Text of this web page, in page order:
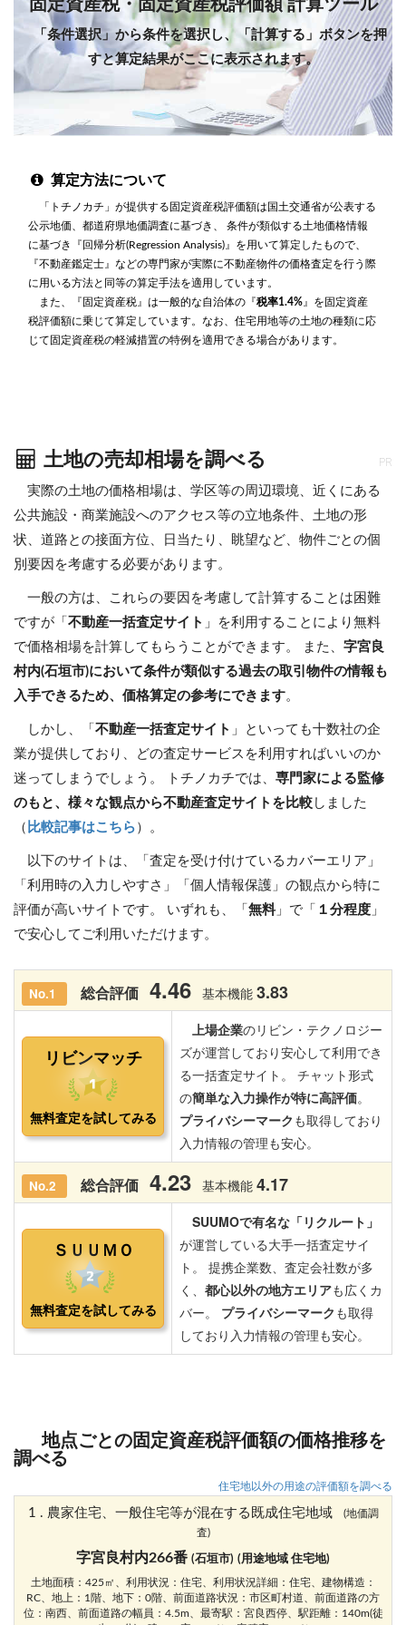
固定資産税・固定資産税評価額 計算ツール
「条件選択」から条件を選択し、「計算する」ボタンを押
すと算定結果がここに表示されます。
算定方法について
「トチノカチ」が提供する固定資産税評価額は国土交通省が公表する
公示地価、都道府県地価調査に基づき、 条件が類似する土地価格情報
に基づき『回帰分析(Regression Analysis)』を用いて算定したもので、
『不動産鑑定士』などの専門家が実際に不動産物件の価格査定を行う際
に用いる方法と同等の算定手法を適用しています。
また、『固定資産税』は一般的な自治体の『 税率1.4% 』を固定資産
税評価額に乗じて算定しています。なお、住宅用地等の土地の種類に応
じて固定資産税の軽減措置の特例を適用できる場合があります。
土地の売却相場を調べる PR
実際の土地の価格相場は、学区等の周辺環境、近くにある
公共施設・商業施設へのアクセス等の立地条件、土地の形
状、道路との接面方位、日当たり、眺望など、物件ごとの個
別要因を考慮する必要があります。
一般の方は、これらの要因を考慮して計算することは困難
ですが「 不動産一括査定サイト 」を利用することにより無料
で価格相場を計算してもらうことができます。 また、 字宮良
村内(石垣市)において条件が類似する過去の取引物件の情報も
入手できるため、価格算定の参考にできます。
しかし、「 不動産一括査定サイト 」といっても十数社の企
業が提供しており、どの査定サービスを利用すればいいのか
迷ってしまうでしょう。 トチノカチでは、 専門家による監修
のもと、様々な観点から不動産査定サイトを比較 しました
（ 比較記事はこちら ）。
以下のサイトは、「査定を受け付けているカバーエリア」
「利用時の入力しやすさ」「個人情報保護」の観点から特に
評価が高いサイトです。 いずれも、「 無料」で「 １分程度 」
で安心してご利用いただけます。
地点ごとの固定資産税評価額の価格推移を
調べる
住宅地以外の用途の評価額を調べる
1 . 農家住宅、一般住宅等が混在する既成住宅地域
(地価調
査)
字宮良村内266番 (石垣市) (用途地域 住宅地)
土地面積：425㎡、利用状況：住宅、利用状況詳細：住宅、建物構造：
RC、地上：1階、地下：0階、前面道路状況：市区町村道、前面道路の方
位：南西、前面道路の幅員：4.5m、最寄駅：宮良西停、駅距離：140m(徒